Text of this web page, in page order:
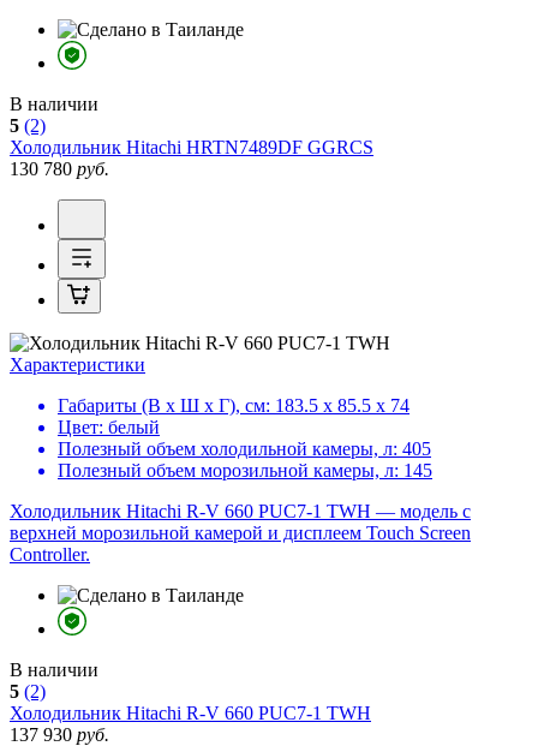
В наличии
5 (2)
Холодильник Hitachi HRTN7489DF GGRCS
130 780 руб.
Характеристики
Габариты (В х Ш х Г), см: 183.5 х 85.5 х 74
Цвет: белый
Полезный объем холодильной камеры, л: 405
Полезный объем морозильной камеры, л: 145
Холодильник Hitachi R-V 660 PUC7-1 TWH — модель с
верхней морозильной камерой и дисплеем Touch Screen
Controller.
В наличии
5 (2)
Холодильник Hitachi R-V 660 PUC7-1 TWH
137 930 руб.